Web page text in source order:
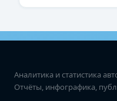
Аналитика и статистика
Отчёты, инфографика,